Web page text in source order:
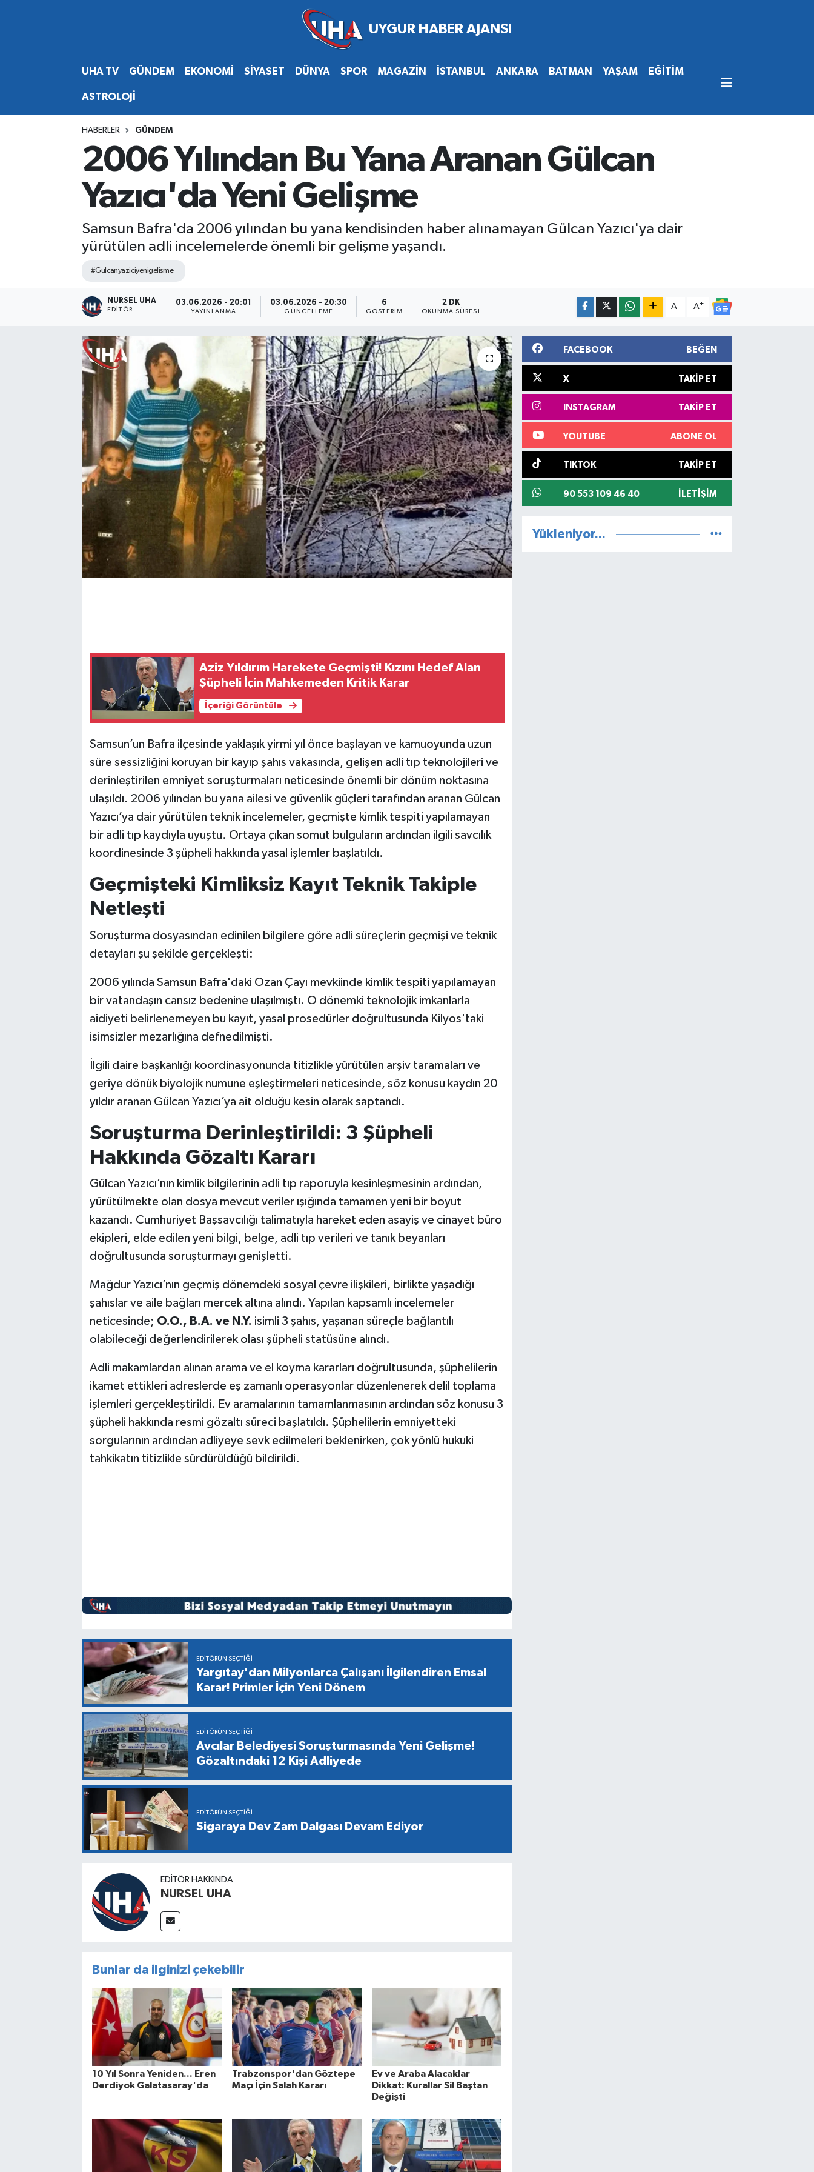
UHA TV GÜNDEM EKONOMİ SİYASET DÜNYA SPOR MAGAZİN İSTANBUL ANKARA BATMAN YAŞAM EĞİTİM
ASTROLOJİ
HABERLER GÜNDEM
2006 Yılından Bu Yana Aranan Gülcan
Yazıcı'da Yeni Gelişme
Samsun Bafra'da 2006 yılından bu yana kendisinden haber alınamayan Gülcan Yazıcı'ya dair
yürütülen adli incelemelerde önemli bir gelişme yaşandı.
#Gulcanyaziciyenigelisme
NURSEL UHA
EDITÖR
03.06.2026 - 20:01
YAYINLANMA
03.06.2026 - 20:30
GÜNCELLEME
6
GÖSTERIM
2 DK
OKUNMA SÜRESI
A- A+
Aziz Yıldırım Harekete Geçmişti! Kızını Hedef Alan
Şüpheli İçin Mahkemeden Kritik Karar
İçeriği Görüntüle
Samsun’un Bafra ilçesinde yaklaşık yirmi yıl önce başlayan ve kamuoyunda uzun
süre sessizliğini koruyan bir kayıp şahıs vakasında, gelişen adli tıp teknolojileri ve
derinleştirilen emniyet soruşturmaları neticesinde önemli bir dönüm noktasına
ulaşıldı. 2006 yılından bu yana ailesi ve güvenlik güçleri tarafından aranan Gülcan
Yazıcı’ya dair yürütülen teknik incelemeler, geçmişte kimlik tespiti yapılamayan
bir adli tıp kaydıyla uyuştu. Ortaya çıkan somut bulguların ardından ilgili savcılık
koordinesinde 3 şüpheli hakkında yasal işlemler başlatıldı.
Geçmişteki Kimliksiz Kayıt Teknik Takiple
Netleşti
Soruşturma dosyasından edinilen bilgilere göre adli süreçlerin geçmişi ve teknik
detayları şu şekilde gerçekleşti:
2006 yılında Samsun Bafra'daki Ozan Çayı mevkiinde kimlik tespiti yapılamayan
bir vatandaşın cansız bedenine ulaşılmıştı. O dönemki teknolojik imkanlarla
aidiyeti belirlenemeyen bu kayıt, yasal prosedürler doğrultusunda Kilyos'taki
isimsizler mezarlığına defnedilmişti.
İlgili daire başkanlığı koordinasyonunda titizlikle yürütülen arşiv taramaları ve
geriye dönük biyolojik numune eşleştirmeleri neticesinde, söz konusu kaydın 20
yıldır aranan Gülcan Yazıcı’ya ait olduğu kesin olarak saptandı.
Soruşturma Derinleştirildi: 3 Şüpheli
Hakkında Gözaltı Kararı
Gülcan Yazıcı’nın kimlik bilgilerinin adli tıp raporuyla kesinleşmesinin ardından,
yürütülmekte olan dosya mevcut veriler ışığında tamamen yeni bir boyut
kazandı. Cumhuriyet Başsavcılığı talimatıyla hareket eden asayiş ve cinayet büro
ekipleri, elde edilen yeni bilgi, belge, adli tıp verileri ve tanık beyanları
doğrultusunda soruşturmayı genişletti.
Mağdur Yazıcı’nın geçmiş dönemdeki sosyal çevre ilişkileri, birlikte yaşadığı
şahıslar ve aile bağları mercek altına alındı. Yapılan kapsamlı incelemeler
neticesinde; O.O., B.A. ve N.Y. isimli 3 şahıs, yaşanan süreçle bağlantılı
olabileceği değerlendirilerek olası şüpheli statüsüne alındı.
Adli makamlardan alınan arama ve el koyma kararları doğrultusunda, şüphelilerin
ikamet ettikleri adreslerde eş zamanlı operasyonlar düzenlenerek delil toplama
işlemleri gerçekleştirildi. Ev aramalarının tamamlanmasının ardından söz konusu 3
şüpheli hakkında resmi gözaltı süreci başlatıldı. Şüphelilerin emniyetteki
sorgularının ardından adliyeye sevk edilmeleri beklenirken, çok yönlü hukuki
tahkikatın titizlikle sürdürüldüğü bildirildi.
EDITÖRÜN SEÇTIĞI
Yargıtay'dan Milyonlarca Çalışanı İlgilendiren Emsal
Karar! Primler İçin Yeni Dönem
EDITÖRÜN SEÇTIĞI
Avcılar Belediyesi Soruşturmasında Yeni Gelişme!
Gözaltındaki 12 Kişi Adliyede
EDITÖRÜN SEÇTIĞI
Sigaraya Dev Zam Dalgası Devam Ediyor
EDITÖR HAKKINDA
NURSEL UHA
Bunlar da ilginizi çekebilir
10 Yıl Sonra Yeniden... Eren
Derdiyok Galatasaray'da
Trabzonspor'dan Göztepe
Maçı İçin Salah Kararı
Ev ve Araba Alacaklar
Dikkat: Kurallar Sil Baştan
Değişti
FACEBOOK BEĞEN
X TAKIP ET
INSTAGRAM TAKIP ET
YOUTUBE ABONE OL
TIKTOK TAKIP ET
90 553 109 46 40 İLETIŞIM
Yükleniyor...
Hava Durumu
Süper Lig Puan Durumu ve Fikstür
Tüm Manşetler
Son Dakika Haberleri